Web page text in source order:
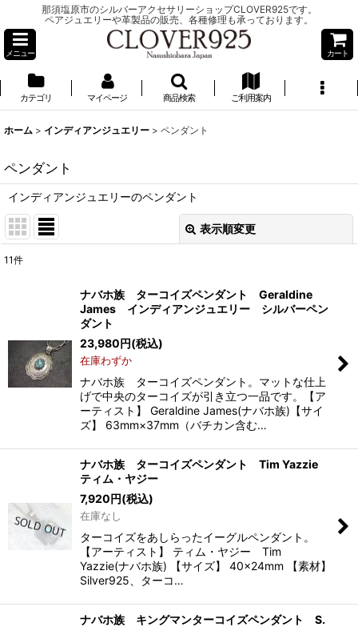
那須塩原市のシルバーアクセサリーショップCLOVER925です。
ペアジュエリーや革製品の販売、各種修理も承っております。
メニュー カート
カテゴリ マイページ 商品検索 ご利用案内
ホーム > インディアンジュエリー > ペンダント
ペンダント
インディアンジュエリーのペンダント
表示順変更
11件
ナバホ族 ターコイズペンダント Geraldine
James インディアンジュエリー シルバーペン
ダント
23,980円(税込)
在庫わずか
ナバホ族 ターコイズペンダント。マットな仕上
げで中央のターコイズが引き立つ一品です。【ア
ーティスト】 Geraldine James(ナバホ族)【サイ
ズ】 63mm×37mm（バチカン含む…
ナバホ族 ターコイズペンダント Tim Yazzie
ティム・ヤジー
7,920円(税込)
在庫なし
ターコイズをあしらったイーグルペンダント。
【アーティスト】 ティム・ヤジー Tim
Yazzie(ナバホ族) 【サイズ】 40×24mm 【素材】
Silver925、ターコ…
ナバホ族 キングマンターコイズペンダント S.